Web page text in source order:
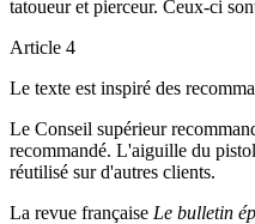
tatoueur et pierceur. Ceux-ci
Article 4
Le texte est inspiré des
Le Conseil supérieur
recommandé. L'aiguille du
réutilisé sur d'autres clients.
La revue française Le bulletin